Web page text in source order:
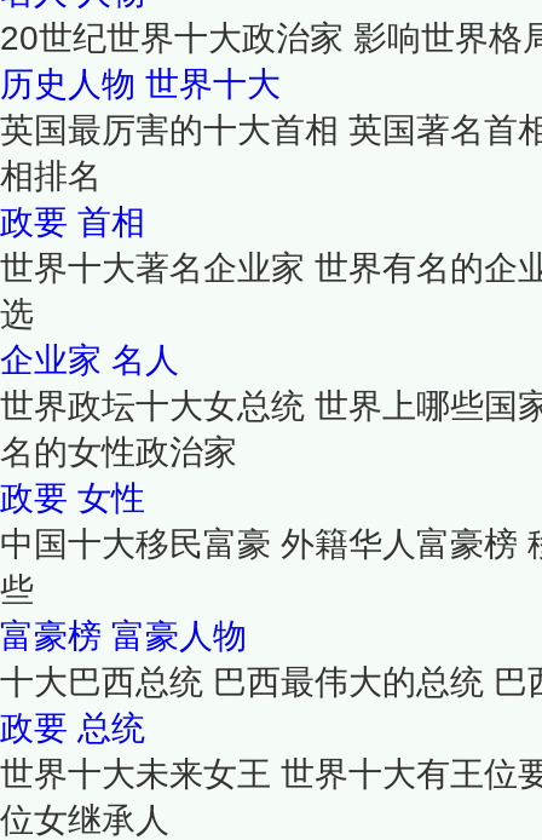
20世纪世界十大政治家 影响世界格
历史人物 世界十大
英国最厉害的十大首相 英国著名首
相排名
政要 首相
世界十大著名企业家 世界有名的企
选
企业家 名人
世界政坛十大女总统 世界上哪些国
名的女性政治家
政要 女性
中国十大移民富豪 外籍华人富豪榜
些
富豪榜 富豪人物
十大巴西总统 巴西最伟大的总统 巴
政要 总统
世界十大未来女王 世界十大有王位
位女继承人